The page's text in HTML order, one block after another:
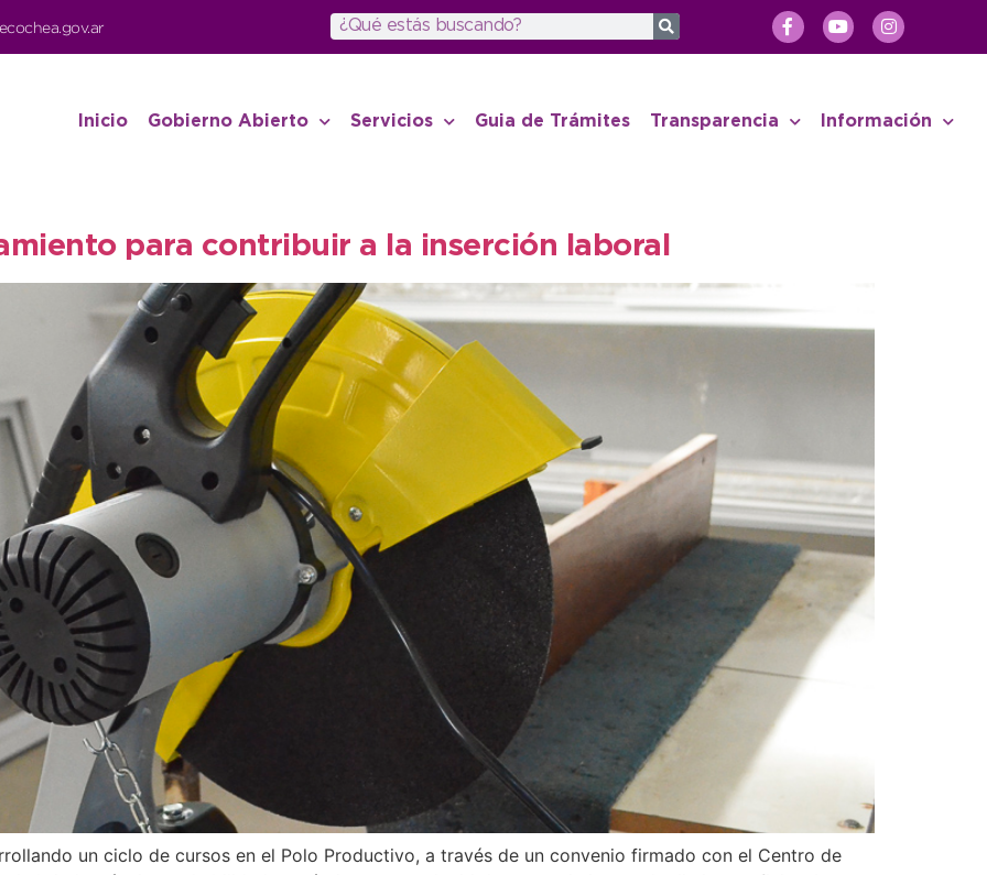
Inicio Gobierno Abierto Servicios Guia de Trámites Transparencia Información
para contribuir a la inserción laboral
un ciclo de cursos en el Polo Productivo, a través de un convenio firmado con el Centro de